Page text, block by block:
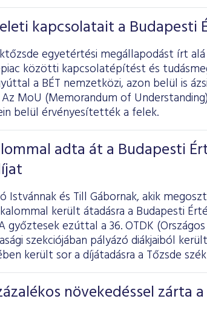
kapcsolatait a Budapesti
egyetértési megállapodást írt
közötti kapcsolatépítést és
a BÉT nemzetközi, azon belül is
MoU (Memorandum of
belül érvényesítették a felek.
adta át a Budapesti
Istvánnak és Till Gábornak, akik
került átadásra a Budapesti
győztesek ezúttal a 36. OTDK
szekciójában pályázó diákjaiból
került sor a díjátadásra a Tőzsde
növekedéssel zárta